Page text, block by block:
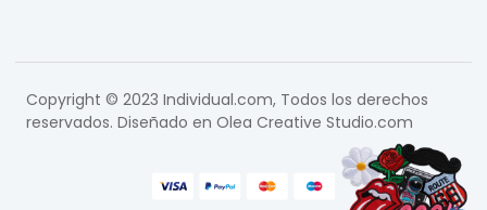
Copyright © 2023 Individual.com, Todos los derechos
reservados. Diseñado en Olea Creative Studio.com